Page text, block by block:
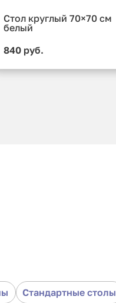
Стол круглый 70×70 см
белый
840 руб.
Стандартные столы